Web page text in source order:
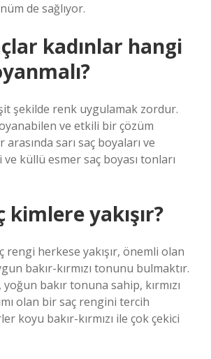
de sağlıyor.
kadınlar hangi
şekilde renk uygulamak zordur.
ve etkili bir çözüm
sarı saç boyaları ve
ve küllü esmer saç boyası tonları
kimlere yakışır?
rengi herkese yakışır, önemli olan
bakır-kırmızı tonunu bulmaktır.
bakır tonuna sahip, kırmızı
olan bir saç rengini tercih
koyu bakır-kırmızı ile çok çekici